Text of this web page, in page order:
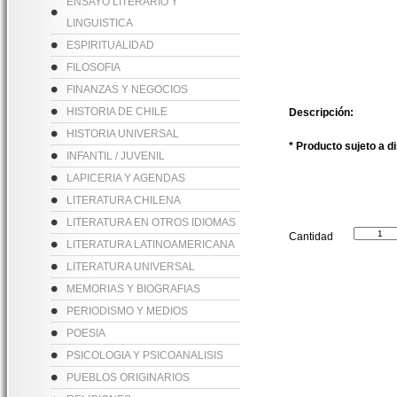
LINGUISTICA
ESPIRITUALIDAD
FILOSOFIA
FINANZAS Y NEGOCIOS
HISTORIA DE CHILE
HISTORIA UNIVERSAL
INFANTIL / JUVENIL
LAPICERIA Y AGENDAS
LITERATURA CHILENA
LITERATURA EN OTROS IDIOMAS
LITERATURA LATINOAMERICANA
LITERATURA UNIVERSAL
MEMORIAS Y BIOGRAFIAS
PERIODISMO Y MEDIOS
POESIA
PSICOLOGIA Y PSICOANALISIS
PUEBLOS ORIGINARIOS
Descripción:
* Producto sujeto a
Cantidad